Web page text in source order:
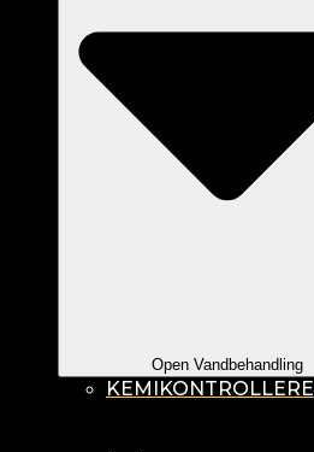
Open Vandbehandling
KEMIKONTROLLERE